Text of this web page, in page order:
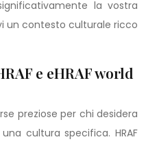
la vostra
un contesto culturale ricco
e eHRAF world
preziose per chi desidera
cultura specifica. HRAF